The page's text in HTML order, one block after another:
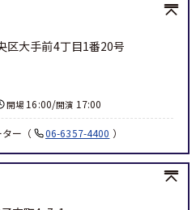
区大手前4丁目1番20号
開場 16:00/開演 17:00
ー 06-6357-4400